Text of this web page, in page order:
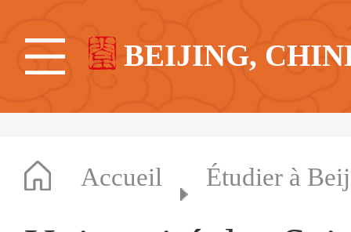
BEIJING,
Accueil Étudier à